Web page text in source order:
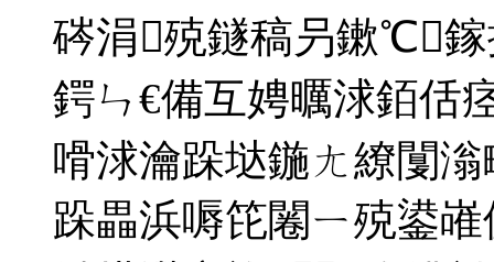
硶涓殑鐩稿叧鏉℃
鍔ㄣ€備互娉曞浗銆佸
嗗浗瀹跺垯鍦ㄤ繚闅
跺畾浜嗕笓闂ㄧ殑鍙